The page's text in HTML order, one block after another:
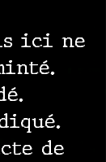
ici ne
de